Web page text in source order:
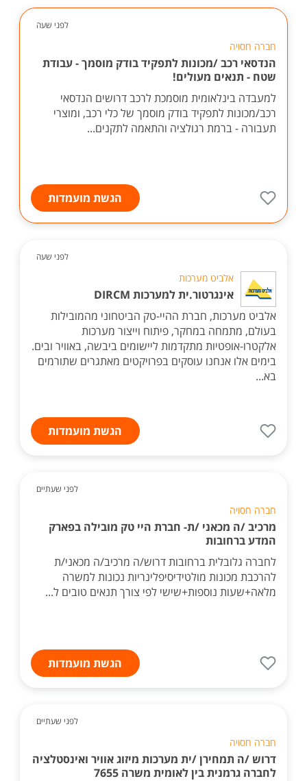
לפני שעה
חברה חסויה
הנדסאי רכב /מכונות לתפקיד בודק מוסמך - עבודת
שטח - תנאים מעולים!
למעבדה בינלאומית מוסמכת לרכב דרושים הנדסאי
רכב/מכונות לתפקיד בודק מוסמך של כלי רכב, ומוצרי
תעבורה - ברמת רגולציה והתאמה לתקנים...
הגשת מועמדות
לפני שעה
אלביט מערכות
אינגרטור.ית למערכות DIRCM
אלביט מערכות, חברת ההיי-טק הביטחוני מהמובילות
בעולם, מתמחה במחקר, פיתוח וייצור מערכות
אלקטרו-אופטיות מתקדמות ליישומים ביבשה, באוויר ובים.
בימים אלו אנחנו עוסקים בפרויקטים מאתגרים שתורמים
בא...
הגשת מועמדות
לפני שעתיים
חברה חסויה
מרכיב /ה מכאני /ת- חברת היי טק מובילה בפארק
המדע ברחובות
לחברה גלובלית ברחובות דרוש/ה מרכיב/ה מכאני/ת
להרכבת מכונות מולטידיסיפלינריות נכונות למשרה
מלאה+שעות נוספות+שישי לפי צורך תנאים טובים ל...
הגשת מועמדות
לפני שעתיים
חברה חסויה
דרוש /ה תמחירן /ית מערכות מיזוג אוויר ואינסטלציה
לחברה גרמנית בין לאומית משרה 7655